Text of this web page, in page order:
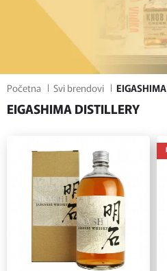
Početna Svi brendovi
EIGASHIMA DISTILLERY